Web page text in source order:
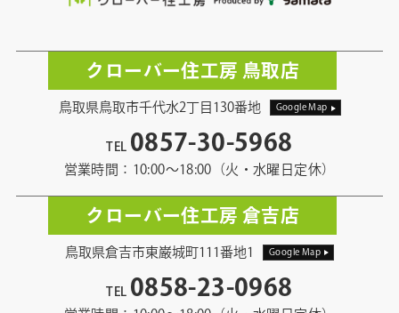
クローバー住工房 鳥取店
鳥取県鳥取市千代水2丁目130番地 Google Map
TEL 0857-30-5968
営業時間：10:00〜18:00（火・水曜日定休）
クローバー住工房 倉吉店
鳥取県倉吉市東巌城町111番地1 Google Map
TEL 0858-23-0968